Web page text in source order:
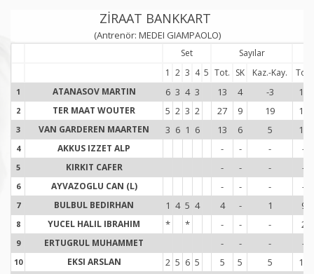
ZİRAAT BANKKART
(Antrenör: MEDEI GIAMPAOLO)
Set
Sayılar
1 2 3 4 5 Tot. SK Kaz.-Kay. Tot.
1 ATANASOV MARTIN 6 3 4 3 13 4 -3 17
2 TER MAAT WOUTER 5 2 3 2 27 9 19 15
3 VAN GARDEREN MAARTEN 3 6 1 6 13 6 5 15
4 AKKUS IZZET ALP - - - -
5 KIRKIT CAFER - - - -
6 AYVAZOGLU CAN (L) - - - -
7 BULBUL BEDIRHAN 1 4 5 4 4 - 1 9
8 YUCEL HALIL IBRAHIM * * - - - 2
9 ERTUGRUL MUHAMMET - - - -
10 EKSI ARSLAN 2 5 6 5 5 5 5 17